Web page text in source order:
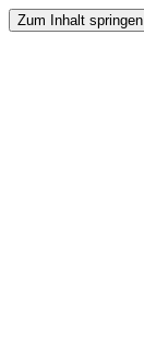
Zum Inhalt springen